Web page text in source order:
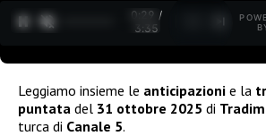
0:30 /
3:35
Leggiamo insieme le anticipazioni e la
puntata del 31 ottobre 2025 di
turca di Canale 5.